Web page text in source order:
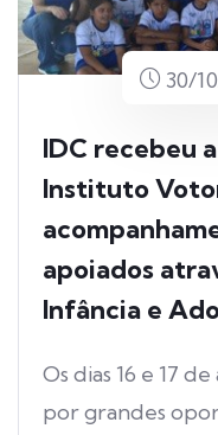
30/
IDC recebeu
Instituto
apoiados
Infância e
Os dias 16 e 17
por grandes